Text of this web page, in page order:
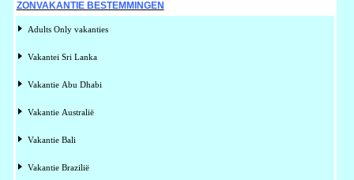
ZONVAKANTIE BESTEMMINGEN
Adults Only vakanties
Vakantei Sri Lanka
Vakantie Abu Dhabi
Vakantie Australië
Vakantie Bali
Vakantie Brazilië